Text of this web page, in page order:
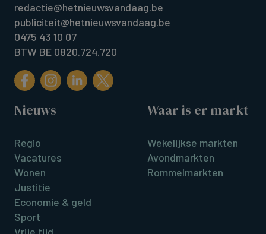
redactie@hetnieuwsvandaag.be
publiciteit@hetnieuwsvandaag.be
0475 43 10 07
BTW BE 0820.724.720
Nieuws
Regio
Vacatures
Wonen
Justitie
Economie & geld
Sport
Waar is er markt
Wekelijkse markten
Avondmarkten
Rommelmarkten